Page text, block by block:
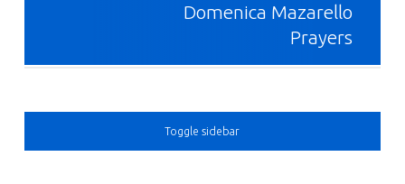
Domenica Mazarello
Prayers
SIDEBAR
Toggle sidebar